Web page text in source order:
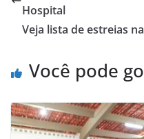
A
p o
k
Hospital
Veja lista de estreias
Você pode